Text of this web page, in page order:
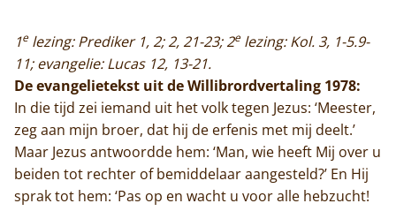
1elezing: Prediker 1, 2; 2, 21-23; 2elezing: Kol. 3, 1-5.9-
11; evangelie: Lucas 12, 13-21.
De evangelietekst uit de Willibrordvertaling 1978:
In die tijd zei iemand uit het volk tegen Jezus: ‘Meester,
zeg aan mijn broer, dat hij de erfenis met mij deelt.’
Maar Jezus antwoordde hem: ‘Man, wie heeft Mij over u
beiden tot rechter of bemiddelaar aangesteld?’ En Hij
sprak tot hem: ‘Pas op en wacht u voor alle hebzucht!